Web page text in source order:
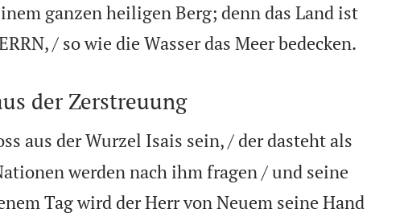
ganzen heiligen Berg; denn das Land ist
/ so wie die Wasser das Meer bedecken.
der Zerstreuung
aus der Wurzel Isais sein, / der dasteht als
werden nach ihm fragen / und seine
Tag wird der Herr von Neuem seine Hand